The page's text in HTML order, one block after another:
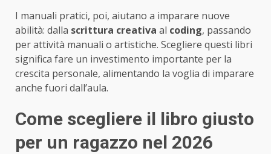
I manuali pratici, poi, aiutano a imparare nuove
abilità: dalla scrittura creativa al coding, passando
per attività manuali o artistiche. Scegliere questi libri
significa fare un investimento importante per la
crescita personale, alimentando la voglia di imparare
anche fuori dall’aula.
Come scegliere il libro giusto
per un ragazzo nel 2026